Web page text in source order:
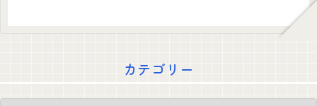
カテゴリー